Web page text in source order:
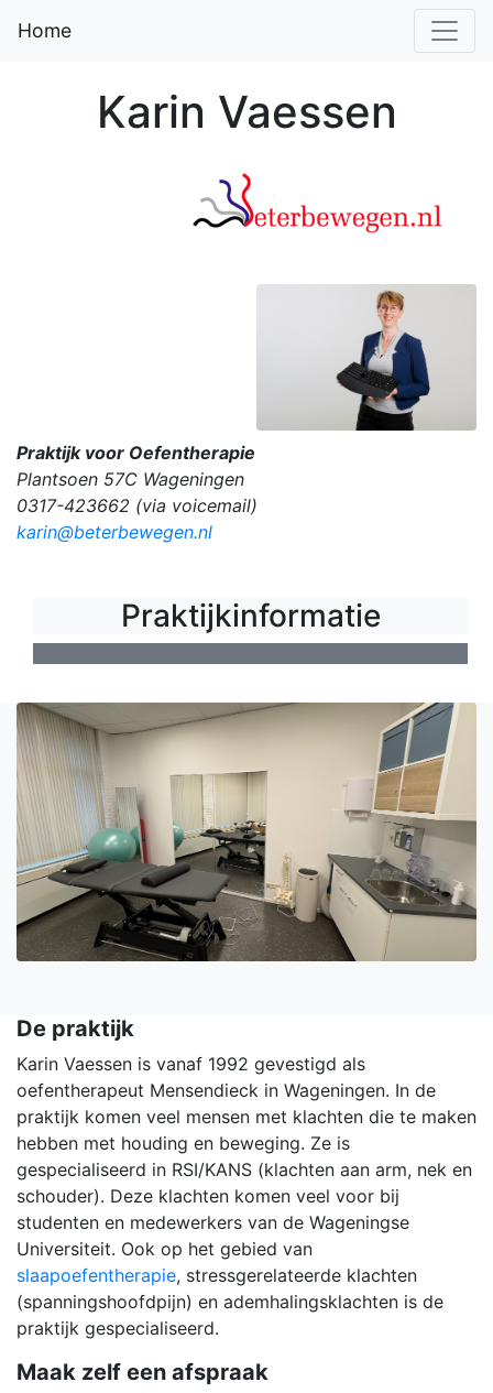
Home
Karin Vaessen
Praktijk voor Oefentherapie
Plantsoen 57C Wageningen
0317-423662 (via voicemail)
karin@beterbewegen.nl
Praktijkinformatie
De praktijk
Karin Vaessen is vanaf 1992 gevestigd als
oefentherapeut Mensendieck in Wageningen. In de
praktijk komen veel mensen met klachten die te maken
hebben met houding en beweging. Ze is
gespecialiseerd in RSI/KANS (klachten aan arm, nek en
schouder). Deze klachten komen veel voor bij
studenten en medewerkers van de Wageningse
Universiteit. Ook op het gebied van
slaapoefentherapie, stressgerelateerde klachten
(spanningshoofdpijn) en ademhalingsklachten is de
praktijk gespecialiseerd.
Maak zelf een afspraak